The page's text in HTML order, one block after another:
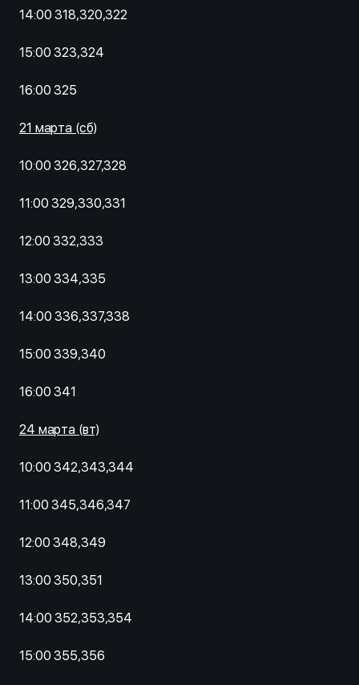
14:00 318,320,322
15:00 323,324
16:00 325
21 марта (сб)
10:00 326,327,328
11:00 329,330,331
12:00 332,333
13:00 334,335
14:00 336,337,338
15:00 339,340
16:00 341
24 марта (вт)
10:00 342,343,344
11:00 345,346,347
12:00 348,349
13:00 350,351
14:00 352,353,354
15:00 355,356